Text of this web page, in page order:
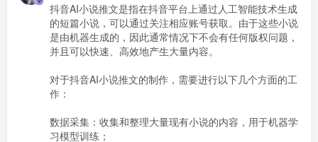
抖音AI小说推文是指在抖音平台上通过人工智能技术生成
的短篇小说，可以通过关注相应账号获取。由于这些小说
是由机器生成的，因此通常情况下不会有任何版权问题，
并且可以快速、高效地产生大量内容。
对于抖音AI小说推文的制作，需要进行以下几个方面的工
作：
数据采集：收集和整理大量现有小说的内容，用于机器学
习模型训练；